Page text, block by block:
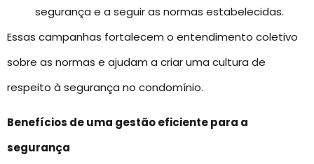
segurança e a seguir as normas estabelecidas.
Essas campanhas fortalecem o entendimento coletivo
sobre as normas e ajudam a criar uma cultura de
respeito à segurança no condomínio.
Benefícios de uma gestão eficiente para a
segurança